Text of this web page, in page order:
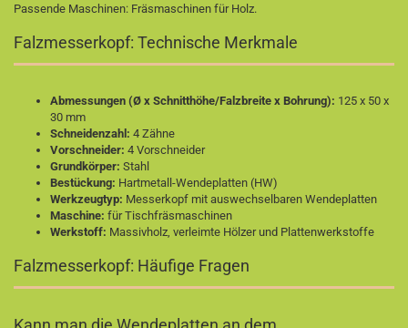
Passende Maschinen: Fräsmaschinen für Holz.
Falzmesserkopf: Technische Merkmale
Abmessungen (Ø x Schnitthöhe/Falzbreite x Bohrung): 125 x 50 x
30 mm
Schneidenzahl: 4 Zähne
Vorschneider: 4 Vorschneider
Grundkörper: Stahl
Bestückung: Hartmetall-Wendeplatten (HW)
Werkzeugtyp: Messerkopf mit auswechselbaren Wendeplatten
Maschine: für Tischfräsmaschinen
Werkstoff: Massivholz, verleimte Hölzer und Plattenwerkstoffe
Falzmesserkopf: Häufige Fragen